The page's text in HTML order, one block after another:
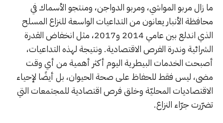
ما زال مربو المواشي، ومربو الدواجن، ومنتجو الأسماك في
محافظة الأنبار يعانون من التداعيات الواسعة للنزاع المسلح
الذي اندلع بين عامي 2014 و2017، مثل انخفاض القدرة
الشرائية وندرة الفرص الاقتصادية. ونتيجة لهذه التداعيات،
أصبحت الخدمات البيطرية اليوم أكثر أهمية من أي وقت
مضى، ليس فقط للحفاظ على صحة الحيوان، بل أيضًا لإحياء
الاقتصاديات المحليّة وخلق فرص اقتصادية للمجتمعات التي
تضرّرت جرّاء النزاع.